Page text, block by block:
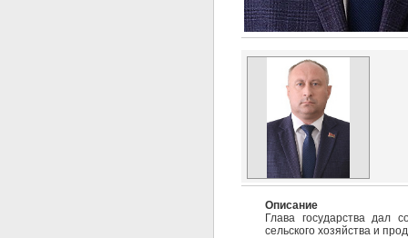
Описание
Глава государства дал
сельского хозяйства и